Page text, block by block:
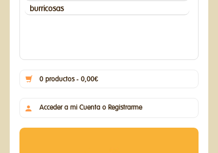
burricosas
0 productos - 0,00€
Acceder a mi Cuenta o Registrarme